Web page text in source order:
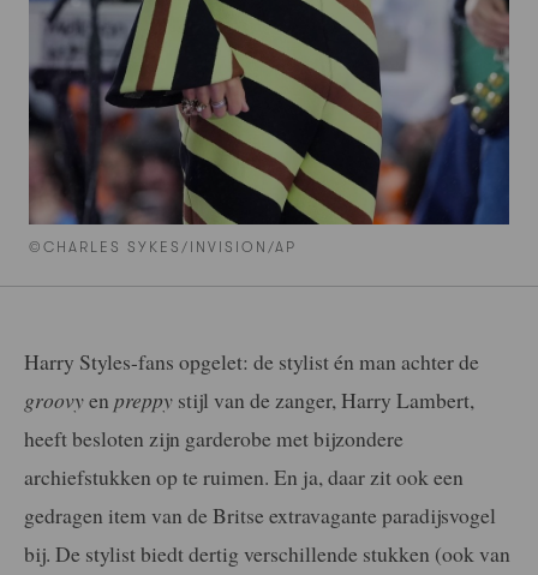
©CHARLES SYKES/INVISION/AP
Harry Styles-fans opgelet: de stylist én man achter de
groovyen preppy stijl van de zanger, Harry Lambert,
heeft besloten zijn garderobe met bijzondere
archiefstukken op te ruimen. En ja, daar zit ook een
gedragen item van de Britse extravagante paradijsvogel
bij. De stylist biedt dertig verschillende stukken (ook van